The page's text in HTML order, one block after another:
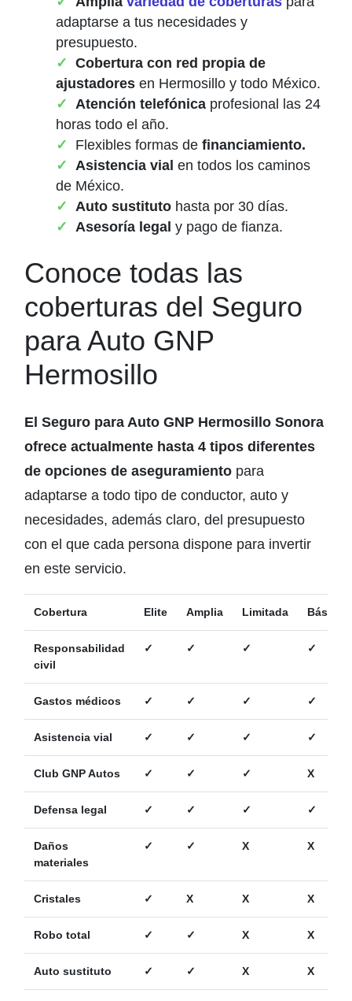
adaptarse a tus necesidades y
presupuesto.
Cobertura con red propia de
ajustadores en Hermosillo y todo México.
Atención telefónica profesional las 24
horas todo el año.
Flexibles formas de financiamiento.
Asistencia vial en todos los caminos
de México.
Auto sustituto hasta por 30 días.
Asesoría legal y pago de fianza.
Conoce todas las
coberturas del Seguro
para Auto GNP
Hermosillo
El Seguro para Auto GNP Hermosillo Sonora
ofrece actualmente hasta 4 tipos diferentes
de opciones de aseguramiento para
adaptarse a todo tipo de conductor, auto y
necesidades, además claro, del presupuesto
con el que cada persona dispone para invertir
en este servicio.
Cobertura Elite Amplia Limitada Básica
Responsabilidad
civil
✓ ✓ ✓ ✓
Gastos médicos ✓ ✓ ✓ ✓
Asistencia vial ✓ ✓ ✓ ✓
Club GNP Autos ✓ ✓ ✓ X
Defensa legal ✓ ✓ ✓ ✓
Daños
materiales
✓ ✓ X X
Cristales ✓ X X X
Robo total ✓ ✓ X X
Auto sustituto ✓ ✓ X X